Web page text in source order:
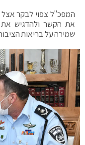
המפכ"ל צפוי לבקר אצל
את הקשר ולהדגיש את
שמירה על בריאות